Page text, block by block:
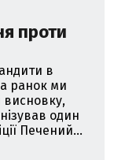
проти
в
ранок ми
висновку,
один
Печений...